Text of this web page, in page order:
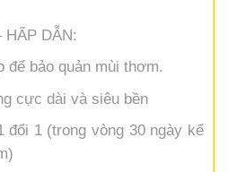
HẤP DẪN:
để bảo quản mùi thơm.
cực dài và siêu bền
đổi 1 (trong vòng 30 ngày kể